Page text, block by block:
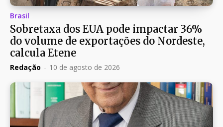
Brasil
Sobretaxa dos EUA pode impactar 36%
do volume de exportações do Nordeste,
calcula Etene
Redação - 10 de agosto de 2026